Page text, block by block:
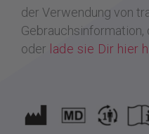
der Verwendung von
oder lade sie Dir hier